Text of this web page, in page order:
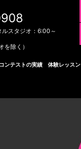
コンテストの実績 体験レッスン
スタジオ：6:00～
を除く）